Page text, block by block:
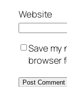
Website
Save my
browser